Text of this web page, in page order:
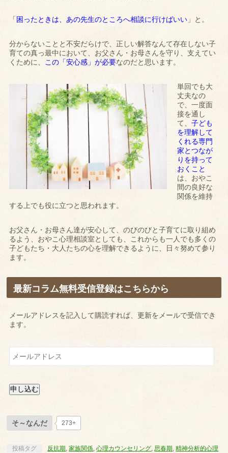
「困ったときは、あの先生のところへ相談に行けばいい 」と。
分からないことと不安だらけで、正しい解答なんて存在しない子
育ての真っ最中において、お父さん・お母さんを守り、支えてい
くために、 この「安心感」が必要なのだと思います。
単回でも大
丈夫なの
で、一度面
接を通し
て、子ども
を理解して
くれる専門
家とつなが
りを持って
おくこと
は、おやこ
間の良好な
関係を維持
する上でも役に立つと思われます。
お父さん・お母さん達が安心して、のびのびと子育てに取り組め
るよう、おやこ心理相談室としても、これからも一人でも多くの
子どもたち・大人たちの心を理解できるように、日々努めて参り
ます。
最新コラム無料受信登録はこちらから
メールアドレスを記入して購読すれば、更新をメールで受信でき
ます。
メ
ー
ル
ド
レ
申し込む
そ～なんだ 273+
投稿タグ 反抗期,家族関係,心理カウンセリング,思春期,精神分析的心理